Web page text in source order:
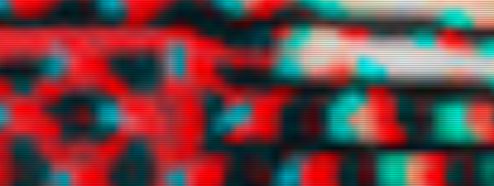
snowelle swturne telefany